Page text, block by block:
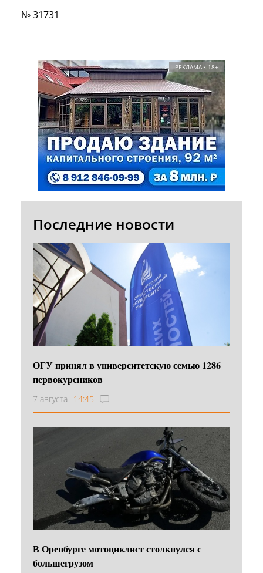
№ 31731
РЕКЛАМА • 18+
Последние новости
ОГУ принял в университетскую семью 1286
первокурсников
7 августа 14:45
В Оренбурге мотоциклист столкнулся с
большегрузом